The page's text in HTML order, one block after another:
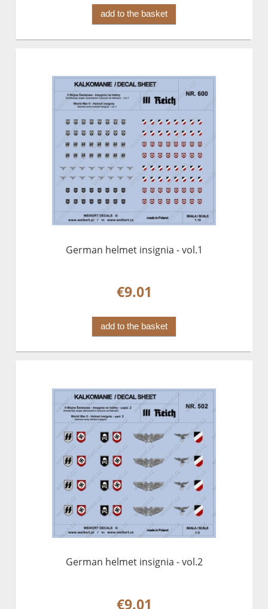
add to the basket
German helmet insignia - vol.1
€9.01
add to the basket
German helmet insignia - vol.2
€9.01